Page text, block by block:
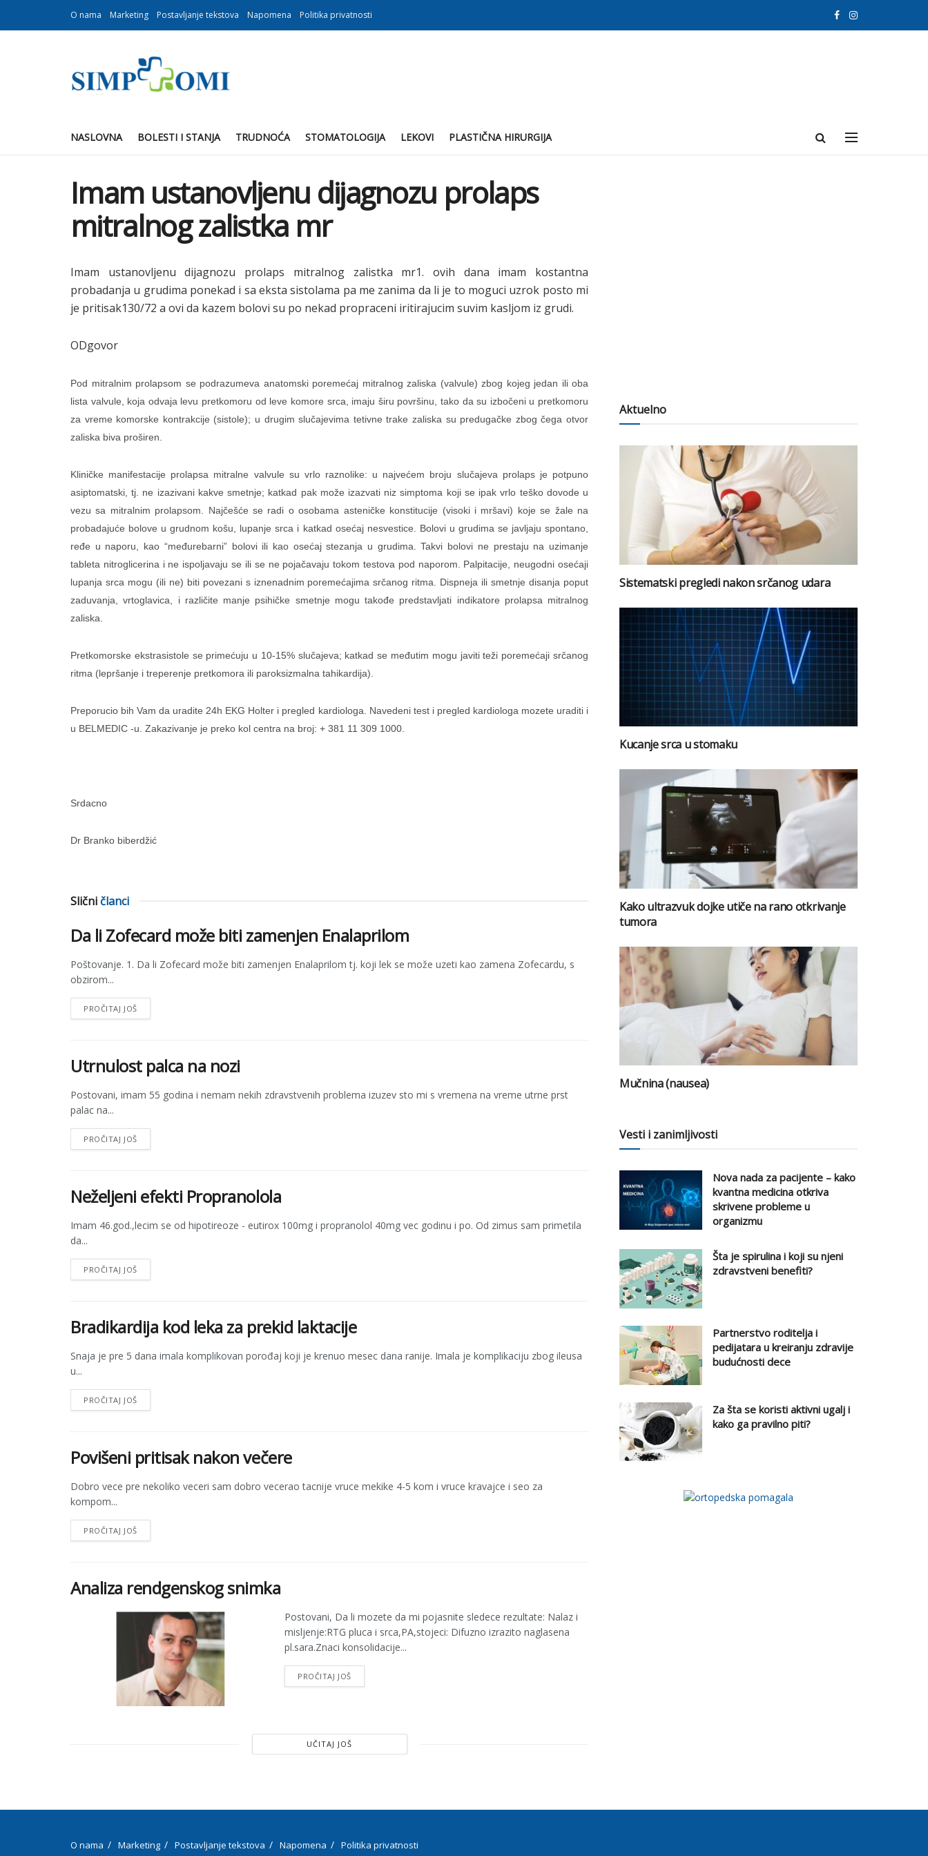
O nama Marketing Postavljanje tekstova Napomena Politika privatnosti
NASLOVNA BOLESTI I STANJA TRUDNOĆA STOMATOLOGIJA LEKOVI PLASTIČNA HIRURGIJA
Imam ustanovljenu dijagnozu prolaps
mitralnog zalistka mr
Imam ustanovljenu dijagnozu prolaps mitralnog zalistka mr1. ovih dana imam kostantna
probadanja u grudima ponekad i sa eksta sistolama pa me zanima da li je to moguci uzrok posto mi
je pritisak130/72 a ovi da kazem bolovi su po nekad propraceni iritirajucim suvim kasljom iz grudi.
ODgovor
Pod mitralnim prolapsom se podrazumeva anatomski poremećaj mitralnog zaliska (valvule) zbog kojeg jedan ili oba
lista valvule, koja odvaja levu pretkomoru od leve komore srca, imaju širu površinu, tako da su izbočeni u pretkomoru
za vreme komorske kontrakcije (sistole); u drugim slučajevima tetivne trake zaliska su predugačke zbog čega otvor
zaliska biva proširen.
Kliničke manifestacije prolapsa mitralne valvule su vrlo raznolike: u najvećem broju slučajeva prolaps je potpuno
asiptomatski, tj. ne izazivani kakve smetnje; katkad pak može izazvati niz simptoma koji se ipak vrlo teško dovode u
vezu sa mitralnim prolapsom. Najčešće se radi o osobama asteničke konstitucije (visoki i mršavi) koje se žale na
probadajuće bolove u grudnom košu, lupanje srca i katkad osećaj nesvestice. Bolovi u grudima se javljaju spontano,
ređe u naporu, kao “međurebarni” bolovi ili kao osećaj stezanja u grudima. Takvi bolovi ne prestaju na uzimanje
tableta nitroglicerina i ne ispoljavaju se ili se ne pojačavaju tokom testova pod naporom. Palpitacije, neugodni osećaji
lupanja srca mogu (ili ne) biti povezani s iznenadnim poremećajima srčanog ritma. Dispneja ili smetnje disanja poput
zaduvanja, vrtoglavica, i različite manje psihičke smetnje mogu takođe predstavljati indikatore prolapsa mitralnog
zaliska.
Pretkomorske ekstrasistole se primećuju u 10-15% slučajeva; katkad se međutim mogu javiti teži poremećaji srčanog
ritma (lepršanje i treperenje pretkomora ili paroksizmalna tahikardija).
Preporucio bih Vam da uradite 24h EKG Holter i pregled kardiologa. Navedeni test i pregled kardiologa mozete uraditi i
u BELMEDIC -u. Zakazivanje je preko kol centra na broj: + 381 11 309 1000.
Srdacno
Dr Branko biberdžić
Slični članci
Da li Zofecard može biti zamenjen Enalaprilom
Poštovanje. 1. Da li Zofecard može biti zamenjen Enalaprilom tj. koji lek se može uzeti kao zamena Zofecardu, s
obzirom...
PROČITAJ JOŠ
Utrnulost palca na nozi
Postovani, imam 55 godina i nemam nekih zdravstvenih problema izuzev sto mi s vremena na vreme utrne prst
palac na...
PROČITAJ JOŠ
Neželjeni efekti Propranolola
Imam 46.god.,lecim se od hipotireoze - eutirox 100mg i propranolol 40mg vec godinu i po. Od zimus sam primetila
da...
PROČITAJ JOŠ
Bradikardija kod leka za prekid laktacije
Snaja je pre 5 dana imala komplikovan porođaj koji je krenuo mesec dana ranije. Imala je komplikaciju zbog ileusa
u...
PROČITAJ JOŠ
Povišeni pritisak nakon večere
Dobro vece pre nekoliko veceri sam dobro vecerao tacnije vruce mekike 4-5 kom i vruce kravajce i seo za
kompom...
PROČITAJ JOŠ
Analiza rendgenskog snimka
Postovani, Da li mozete da mi pojasnite sledece rezultate: Nalaz i
misljenje:RTG pluca i srca,PA,stojeci: Difuzno izrazito naglasena
pl.sara.Znaci konsolidacije...
PROČITAJ JOŠ
UČITAJ JOŠ
Aktuelno
Sistematski pregledi nakon srčanog udara
Kucanje srca u stomaku
Kako ultrazvuk dojke utiče na rano otkrivanje
tumora
Mučnina (nausea)
Vesti i zanimljivosti
Nova nada za pacijente – kako
kvantna medicina otkriva
skrivene probleme u
organizmu
Šta je spirulina i koji su njeni
zdravstveni benefiti?
Partnerstvo roditelja i
pedijatara u kreiranju zdravije
budućnosti dece
Za šta se koristi aktivni ugalj i
kako ga pravilno piti?
O nama Marketing Postavljanje tekstova Napomena Politika privatnosti